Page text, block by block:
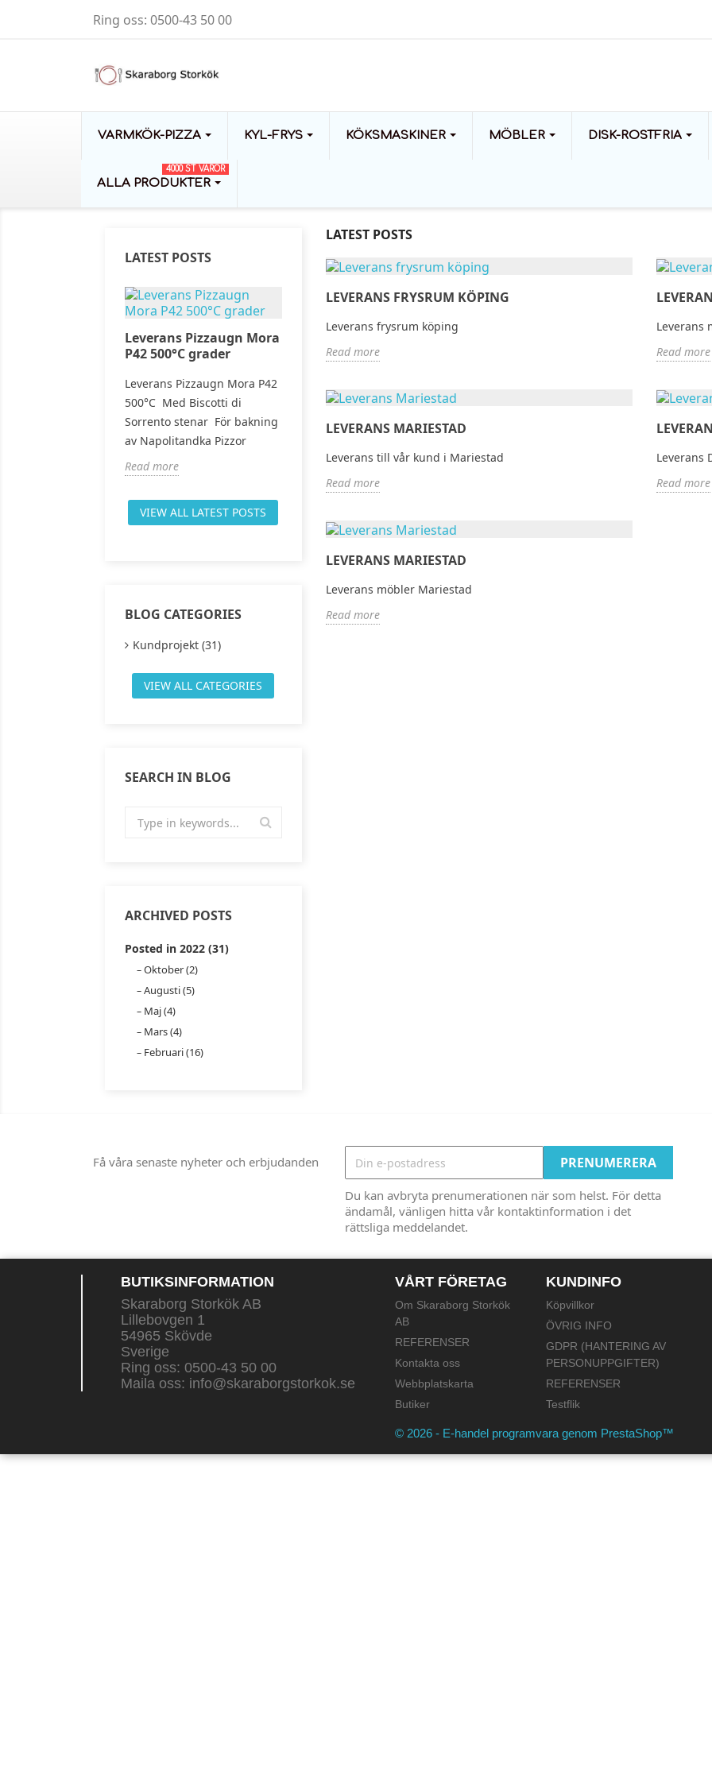
Ring oss: 0500-43 50 00
VARMKÖK-PIZZA KYL-FRYS KÖKSMASKINER MÖBLER DISK-ROSTFRIA
ALLA PRODUKTER
4000 ST VAROR
LATEST POSTS
Leverans Pizzaugn Mora
P42 500°C grader
Leverans Pizzaugn Mora P42
500°C Med Biscotti di
Sorrento stenar För bakning
av Napolitandka Pizzor
Read more
Leverans Kyl och
frysrum Norge
till vår kund i Hokksund
Norge
VIEW ALL LATEST POSTS
BLOG CATEGORIES
Kundprojekt (31)
VIEW ALL CATEGORIES
SEARCH IN BLOG
ARCHIVED POSTS
Posted in 2022 (31)
Oktober (2)
Augusti (5)
Maj (4)
Mars (4)
Februari (16)
LATEST POSTS
LEVERANS FRYSRUM KÖPING
Leverans frysrum köping
Read more
Leverans
Read more
LEVERANS MARIESTAD
Leverans till vår kund i Mariestad
Read more
Leverans
Read more
LEVERANS MARIESTAD
Leverans möbler Mariestad
Read more
Få våra senaste nyheter och erbjudanden
Du kan avbryta prenumerationen när som helst. För detta
ändamål, vänligen hitta vår kontaktinformation i det
rättsliga meddelandet.
BUTIKSINFORMATION
Skaraborg Storkök AB
Lillebovgen 1
54965 Skövde
Sverige
Ring oss: 0500-43 50 00
Maila oss: info@skaraborgstorkok.se
VÅRT FÖRETAG
Om Skaraborg Storkök
AB
REFERENSER
Kontakta oss
Webbplatskarta
Butiker
KUNDINFO
Köpvillkor
ÖVRIG INFO
GDPR (HANTERING AV
PERSONUPPGIFTER)
REFERENSER
Testflik
© 2026 - E-handel programvara genom PrestaShop™